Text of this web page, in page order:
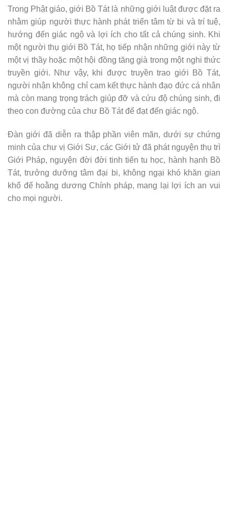
Đàn giới đã diễn ra thập phần viên mãn, dưới sự chứng
minh của chư vị Giới Sư, các Giới tử đã phát nguyện thụ trì
Giới Pháp, nguyện đời đời tinh tiến tu học, hành hạnh Bồ
Tát, trưởng dưỡng tâm đại bi, không ngại khó khăn gian
khổ để hoằng dương Chính pháp, mang lại lợi ích an vui
cho mọi người.